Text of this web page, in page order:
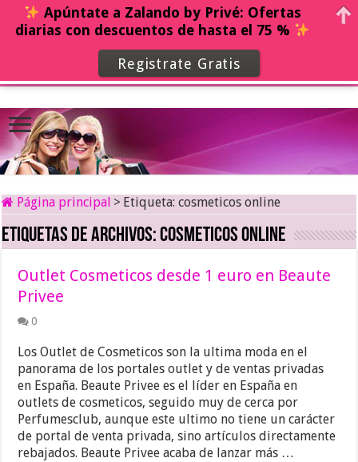
Página principal > Etiqueta:cosmeticos online
Etiquetas de archivos:cosmeticos online
Outlet Cosmeticos desde 1 euro en Beaute
Privee
0
Los Outlet de Cosmeticos son la ultima moda en el
panorama de los portales outlet y de ventas privadas
en España. Beaute Privee es el líder en España en
outlets de cosmeticos, seguido muy de cerca por
Perfumesclub, aunque este ultimo no tiene un carácter
de portal de venta privada, sino artículos directamente
rebajados. Beaute Privee acaba de lanzar más …
Apúntate a Zalando by Privé: Ofertas
diarias con descuentos de hasta el 75 %
Registrate Gratis